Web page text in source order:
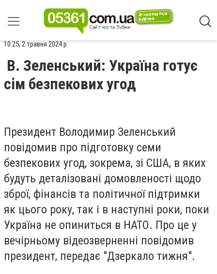
10:25, 2 травня 2024 р.
В. Зеленський: Україна готує
сім безпекових угод
Президент Володимир Зеленський
повідомив про підготовку семи
безпекових угод, зокрема, зі США, в яких
будуть деталізовані домовленості щодо
зброї, фінансів та політичної підтримки
як цього року, так і в наступні роки, поки
Україна не опиниться в НАТО. Про це у
вечірньому відеозверненні повідомив
президент, передає "Дзеркало тижня".